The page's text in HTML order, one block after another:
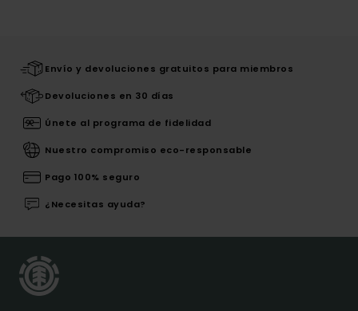
Envío y devoluciones gratuitos para miembros
Devoluciones en 30 días
Únete al programa de fidelidad
Nuestro compromiso eco-responsable
Pago 100% seguro
¿Necesitas ayuda?